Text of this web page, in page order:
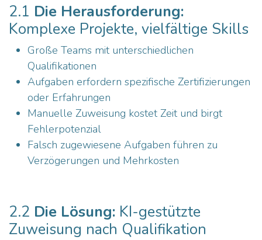
2.1 Die Herausforderung:
Komplexe Projekte, vielfältige Skills
Große Teams mit unterschiedlichen
Qualifikationen
Aufgaben erfordern spezifische Zertifizierungen
oder Erfahrungen
Manuelle Zuweisung kostet Zeit und birgt
Fehlerpotenzial
Falsch zugewiesene Aufgaben führen zu
Verzögerungen und Mehrkosten
2.2 Die Lösung: KI-gestützte
Zuweisung nach Qualifikation